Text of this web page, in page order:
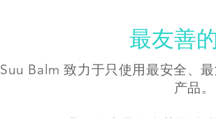
最友善
Suu Balm 致力于只使用最安全、
产品。